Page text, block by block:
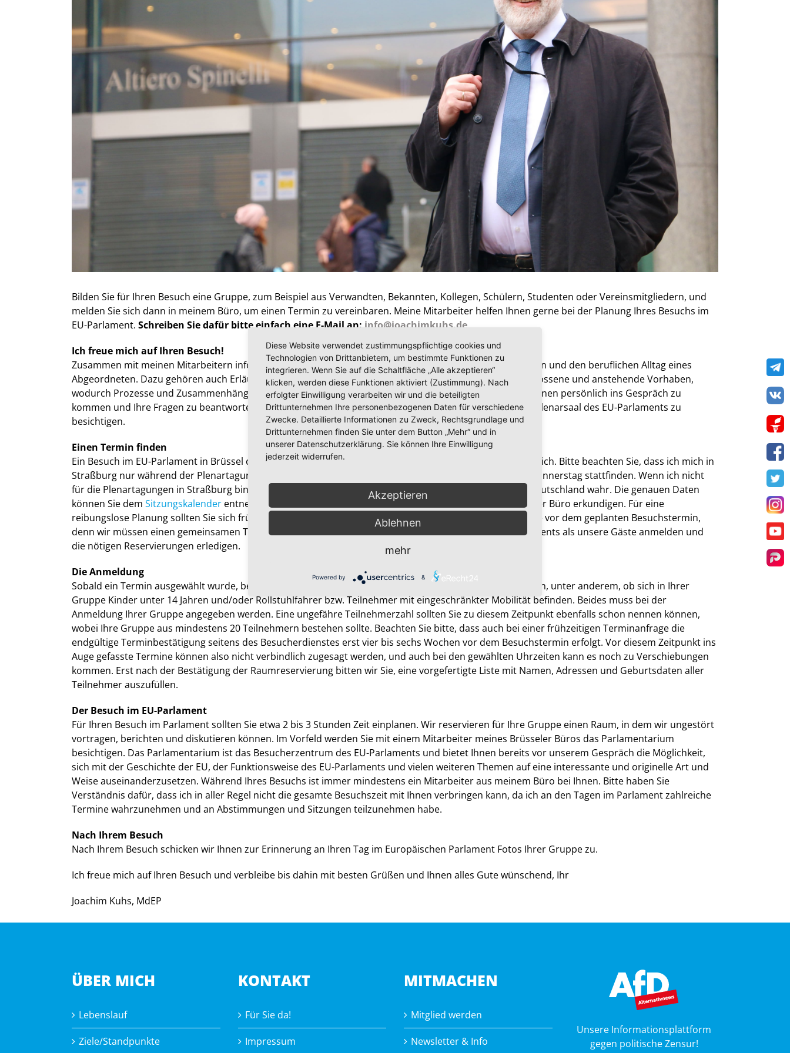
Bilden Sie für Ihren Besuch eine Gruppe, zum Beispiel aus Verwandten, Bekannten, Kollegen, Schülern, Studenten oder Vereinsmitgliedern, und
melden Sie sich dann in meinem Büro, um einen Termin zu vereinbaren. Meine Mitarbeiter helfen Ihnen gerne bei der Planung Ihres Besuchs im
EU-Parlament. Schreiben Sie dafür bitte einfach eine E-Mail an:
Ich freue mich auf Ihren Besuch!
Zusammen mit meinen Mitarbeitern informiere ich Sie über die EU, das Parlament der Europäischen Union und den beruflichen Alltag eines
Abgeordneten. Dazu gehören auch Erläuterungen zu aktuellen Themen und Berichte über soeben beschlossene und anstehende Vorhaben,
wodurch Prozesse und Zusammenhänge leichter verständlich werden. Besonders wichtig ist es mir, mit Ihnen persönlich ins Gespräch zu
kommen und Ihre Fragen zu beantworten. Darüber hinaus eröffnen wir Ihnen gerne die Möglichkeit den Plenarsaal des EU-Parlaments zu
besichtigen.
Einen Termin finden
Ein Besuch im EU-Parlament in Brüssel oder Straßburg ist grundsätzlich von Dienstag bis Donnertag möglich. Bitte beachten Sie, dass ich mich in
Straßburg nur während der Plenartagungen aufhalte, die in der Regel einmal im Monat von Montag bis Donnerstag stattfinden. Wenn ich nicht
für die Plenartagungen in Straßburg bin, befinde ich mich entweder in Brüssel, oder nehme Termine in Deutschland wahr. Die genauen Daten
können Sie dem Sitzungskalender entnehmen. Gerne können Sie sich auch persönlich in meinem Brüsseler Büro erkundigen. Für eine
reibungslose Planung sollten Sie sich frühzeitig melden. Am besten kontaktierten Sie uns mehrere Monate vor dem geplanten Besuchstermin,
denn wir müssen einen gemeinsamen Termin finden, Sie fristgerecht beim Besucherdienst des EU-Parlaments als unsere Gäste anmelden und
die nötigen Reservierungen erledigen.
Die Anmeldung
Sobald ein Termin ausgewählt wurde, benötigen wir für die Anmeldung einige grundlegende Informationen, unter anderem, ob sich in Ihrer
Gruppe Kinder unter 14 Jahren und/oder Rollstuhlfahrer bzw. Teilnehmer mit eingeschränkter Mobilität befinden. Beides muss bei der
Anmeldung Ihrer Gruppe angegeben werden. Eine ungefähre Teilnehmerzahl sollten Sie zu diesem Zeitpunkt ebenfalls schon nennen können,
wobei Ihre Gruppe aus mindestens 20 Teilnehmern bestehen sollte. Beachten Sie bitte, dass auch bei einer frühzeitigen Terminanfrage die
endgültige Terminbestätigung seitens des Besucherdienstes erst vier bis sechs Wochen vor dem Besuchstermin erfolgt. Vor diesem Zeitpunkt ins
Auge gefasste Termine können also nicht verbindlich zugesagt werden, und auch bei den gewählten Uhrzeiten kann es noch zu Verschiebungen
kommen. Erst nach der Bestätigung der Raumreservierung bitten wir Sie, eine vorgefertigte Liste mit Namen, Adressen und Geburtsdaten aller
Teilnehmer auszufüllen.
Der Besuch im EU-Parlament
Für Ihren Besuch im Parlament sollten Sie etwa 2 bis 3 Stunden Zeit einplanen. Wir reservieren für Ihre Gruppe einen Raum, in dem wir ungestört
vortragen, berichten und diskutieren können. Im Vorfeld werden Sie mit einem Mitarbeiter meines Brüsseler Büros das Parlamentarium
besichtigen. Das Parlamentarium ist das Besucherzentrum des EU-Parlaments und bietet Ihnen bereits vor unserem Gespräch die Möglichkeit,
sich mit der Geschichte der EU, der Funktionsweise des EU-Parlaments und vielen weiteren Themen auf eine interessante und originelle Art und
Weise auseinanderzusetzen. Während Ihres Besuchs ist immer mindestens ein Mitarbeiter aus meinem Büro bei Ihnen. Bitte haben Sie
Verständnis dafür, dass ich in aller Regel nicht die gesamte Besuchszeit mit Ihnen verbringen kann, da ich an den Tagen im Parlament zahlreiche
Termine wahrzunehmen und an Abstimmungen und Sitzungen teilzunehmen habe.
Nach Ihrem Besuch
Nach Ihrem Besuch schicken wir Ihnen zur Erinnerung an Ihren Tag im Europäischen Parlament Fotos Ihrer Gruppe zu.
Ich freue mich auf Ihren Besuch und verbleibe bis dahin mit besten Grüßen und Ihnen alles Gute wünschend, Ihr
Joachim Kuhs, MdEP
ÜBER MICH
Lebenslauf
Ziele/Standpunkte
KONTAKT
Für Sie da!
Impressum
MITMACHEN
Mitglied werden
Newsletter & Info
Unsere Informationsplattform
gegen politische Zensur!
Diese Website verwendet zustimmungspflichtige cookies und
Technologien von Drittanbietern, um bestimmte Funktionen zu
integrieren. Wenn Sie auf die Schaltfläche „Alle akzeptieren“
klicken, werden diese Funktionen aktiviert (Zustimmung). Nach
erfolgter Einwilligung verarbeiten wir und die beteiligten
Drittunternehmen Ihre personenbezogenen Daten für verschiedene
Zwecke. Detaillierte Informationen zu Zweck, Rechtsgrundlage und
Drittunternehmen finden Sie unter dem Button „Mehr“ und in
unserer Datenschutzerklärung. Sie können Ihre Einwilligung
jederzeit widerrufen.
Akzeptieren
Ablehnen
mehr
Powered by &